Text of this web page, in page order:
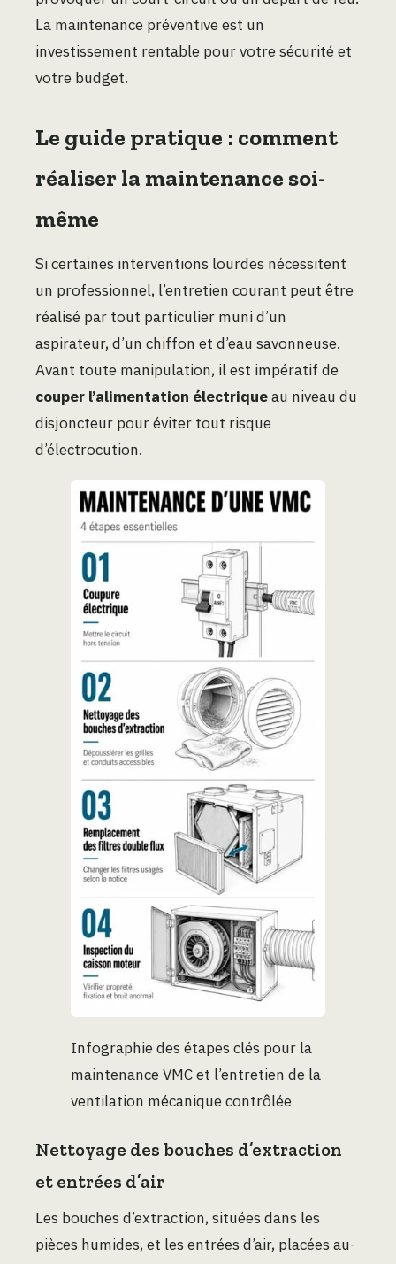
La maintenance préventive est un
investissement rentable pour votre sécurité et
votre budget.
Le guide pratique : comment
réaliser la maintenance soi-
même
Si certaines interventions lourdes nécessitent
un professionnel, l’entretien courant peut être
réalisé par tout particulier muni d’un
aspirateur, d’un chiffon et d’eau savonneuse.
Avant toute manipulation, il est impératif de
couper l’alimentation électriqueau niveau du
disjoncteur pour éviter tout risque
d’électrocution.
Infographie des étapes clés pour la
maintenance VMC et l’entretien de la
ventilation mécanique contrôlée
Nettoyage des bouches d’extraction
et entrées d’air
Les bouches d’extraction, situées dans les
pièces humides, et les entrées d’air, placées au-